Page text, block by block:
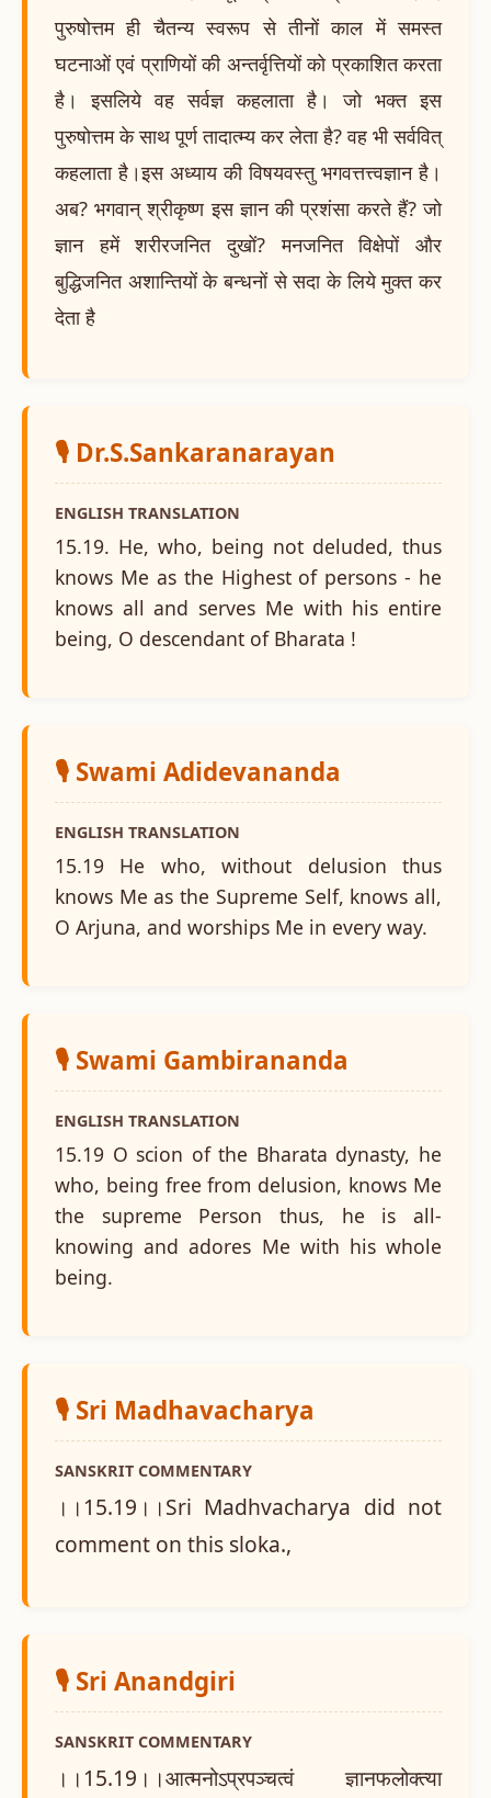
पुरुषोत्तम ही चैतन्य स्वरूप से तीनों काल में समस्त
घटनाओं एवं प्राणियों की अन्तर्वृत्तियों को प्रकाशित करता
है। इसलिये वह सर्वज्ञ कहलाता है। जो भक्त इस
पुरुषोत्तम के साथ पूर्ण तादात्म्य कर लेता है? वह भी सर्ववित्
कहलाता है।इस अध्याय की विषयवस्तु भगवत्तत्त्वज्ञान है।
अब? भगवान् श्रीकृष्ण इस ज्ञान की प्रशंसा करते हैं? जो
ज्ञान हमें शरीरजनित दुखों? मनजनित विक्षेपों और
बुद्धिजनित अशान्तियों के बन्धनों से सदा के लिये मुक्त कर
देता है
🎙️ Dr.S.Sankaranarayan
ENGLISH TRANSLATION
15.19. He, who, being not deluded, thus
knows Me as the Highest of persons - he
knows all and serves Me with his entire
being, O descendant of Bharata !
🎙️ Swami Adidevananda
ENGLISH TRANSLATION
15.19 He who, without delusion thus
knows Me as the Supreme Self, knows all,
O Arjuna, and worships Me in every way.
🎙️ Swami Gambirananda
ENGLISH TRANSLATION
15.19 O scion of the Bharata dynasty, he
who, being free from delusion, knows Me
the supreme Person thus, he is all-
knowing and adores Me with his whole
being.
🎙️ Sri Madhavacharya
SANSKRIT COMMENTARY
।।15.19।।Sri Madhvacharya did not
comment on this sloka.,
🎙️ Sri Anandgiri
SANSKRIT COMMENTARY
।।15.19।।आत्मनोऽप्रपञ्चत्वं ज्ञानफलोक्त्या